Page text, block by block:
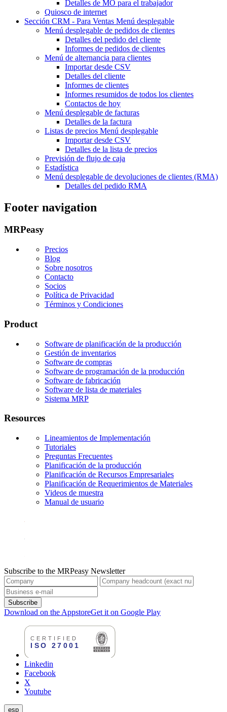
Detalles de MO para el trabajador
Quiosco de internet
Sección CRM - Para Ventas Menú desplegable
Menú desplegable de pedidos de clientes
Detalles del pedido del cliente
Informes de pedidos de clientes
Menú de alternancia para clientes
Importar desde CSV
Detalles del cliente
Informes de clientes
Informes resumidos de todos los clientes
Contactos de hoy
Menú desplegable de facturas
Detalles de la factura
Listas de precios Menú desplegable
Importar desde CSV
Detalles de la lista de precios
Previsión de flujo de caja
Estadística
Menú desplegable de devoluciones de clientes (RMA)
Detalles del pedido RMA
Footer navigation
MRPeasy
Precios
Blog
Sobre nosotros
Contacto
Socios
Política de Privacidad
Términos y Condiciones
Product
Software de planificación de la producción
Gestión de inventarios
Software de compras
Software de programación de la producción
Software de fabricación
Software de lista de materiales
Sistema MRP
Resources
Lineamientos de Implementación
Tutoriales
Preguntas Frecuentes
Planificación de la producción
Planificación de Recursos Empresariales
Planificación de Requerimientos de Materiales
Videos de muestra
Manual de usuario
Subscribe to the MRPeasy Newsletter
Subscribe
Download on the AppstoreGet it on Google Play
Linkedin
Facebook
X
Youtube
esp